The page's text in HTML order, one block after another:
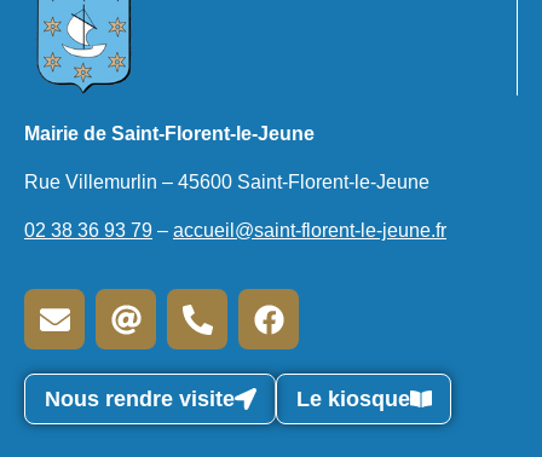
Mairie de Saint-Florent-le-Jeune
Rue Villemurlin – 45600 Saint-Florent-le-Jeune
02 38 36 93 79 – accueil@saint-florent-le-jeune.fr
Nous rendre visite Le kiosque